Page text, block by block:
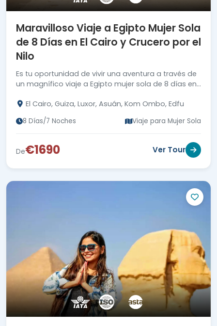
Maravilloso Viaje a Egipto Mujer Sola
de 8 Días en El Cairo y Crucero por el
Nilo
Es tu oportunidad de vivir una aventura a través de
un magnífico viaje a Egipto mujer sola de 8 días en
El Cairo, Guiza, Luxor, Asuán, Kom Ombo, Edfu
8 Días/7 Noches Viaje para Mujer Sola
De€1690 Ver Tour